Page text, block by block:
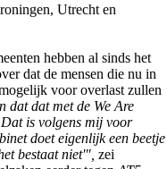
Utrecht en
hebben al sinds het
dat de mensen die nu in
voor overlast zullen
dat dat met de We Are
is volgens mij voor
doet eigenlijk een beetje
bestaat niet'", zei